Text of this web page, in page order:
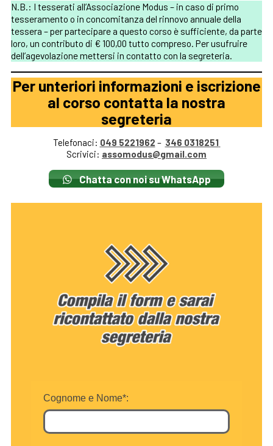
N.B.: I tesserati all’Associazione Modus – in caso di primo
tesseramento o in concomitanza del rinnovo annuale della
tessera – per partecipare a questo corso è sufficiente, da parte
loro, un contributo di € 100,00 tutto compreso. Per usufruire
dell’agevolazione mettersi in contatto con la segreteria.
Per unteriori informazioni e iscrizione
al corso contatta la nostra
segreteria
Telefonaci: 049 5221962 – 346 0318251
Scrivici: assomodus@gmail.com
Chatta con noi su WhatsApp
Cognome e Nome*: